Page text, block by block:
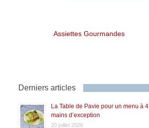
Assiettes Gourmandes
Derniers articles
La Table de Pavie pour un menu à 4
mains d’exception
20 juillet 2026